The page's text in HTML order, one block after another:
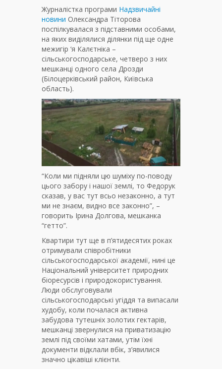
Журналістка програми Надзвичайні
новини Олександра Тіторова
поспілкувалася з підставними особами,
на яких виділялися ділянки під ще одне
межигір ‘я Калєтніка –
сільськогосподарське, четверо з них
мешканці одного села Дрозди
(Білоцерківський район, Київська
область).
“Коли ми підняли цю шуміху по-поводу
цього забору і нашої землі, то Федорук
сказав, у вас тут всьо незаконно, а тут
ми не знаєм, видно все законно”, –
говорить Ірина Долгова, мешканка
“гетто”.
Квартири тут ще в п’ятидесятих роках
отримували співробітники
сільськогосподарської академії, нині це
Національний університет природних
біоресурсів і природокористування.
Люди обслуговували
сільськогосподарські угіддя та випасали
худобу, коли почалася активна
забудова тутешніх золотих гектарів,
мешканці звернулися на приватизацію
землі під своїми хатами, утім їхні
документи відклали вбік, з’явилися
значно цікавіші клієнти.